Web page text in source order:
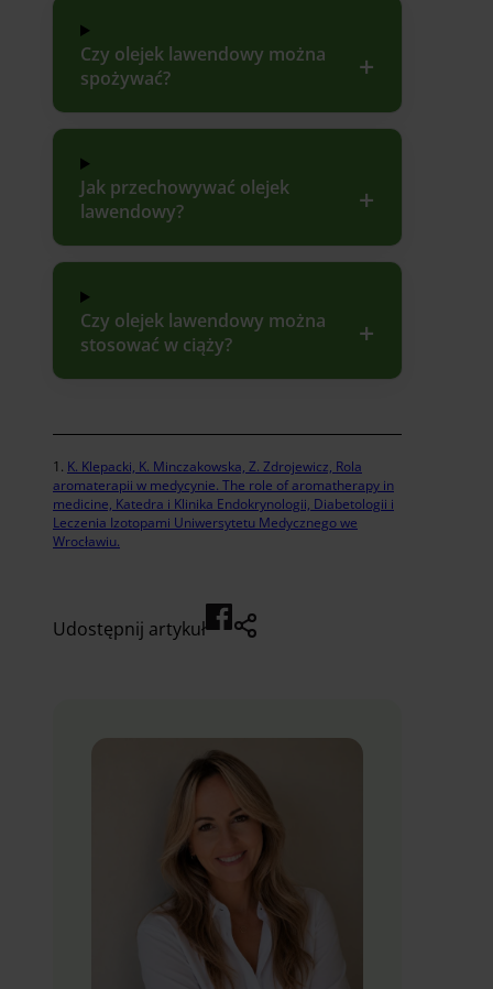
Czy olejek lawendowy można
spożywać?
Jak przechowywać olejek
lawendowy?
Czy olejek lawendowy można
stosować w ciąży?
K. Klepacki, K. Minczakowska, Z. Zdrojewicz, Rola
aromaterapii w medycynie. The role of aromatherapy in
medicine, Katedra i Klinika Endokrynologii, Diabetologii i
Leczenia Izotopami Uniwersytetu Medycznego we
Wrocławiu.
Udostępnij artykuł